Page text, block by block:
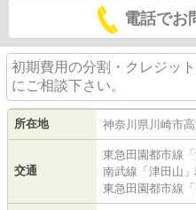
電話でお
初期費用の分割・クレジッ
にご相談下さい。
所在地 神奈川県 川崎市
交通
東急田園都市線 「
南武線 「 津田山
東急田園都市線 「